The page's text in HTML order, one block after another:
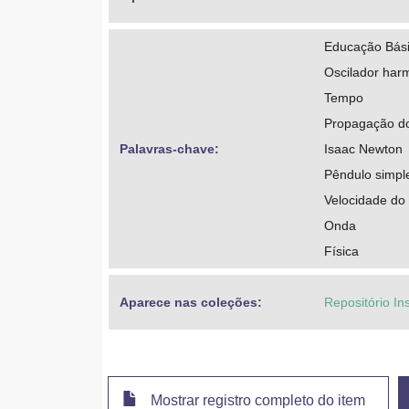
Palavras-chave:
Educação
Oscilador
Tempo
Propagação
Isaac Newton
Pêndulo
Velocidade do
Onda
Física
Aparece nas coleções: Repositório
Mostrar registro completo do item